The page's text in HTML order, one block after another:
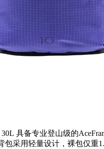
30L 具备专业登山级的
采用轻量设计，裸包仅重